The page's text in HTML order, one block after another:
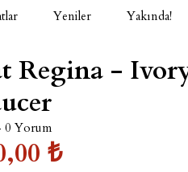
Yeniler Yakında!
Regina -
0 Yorum
₺